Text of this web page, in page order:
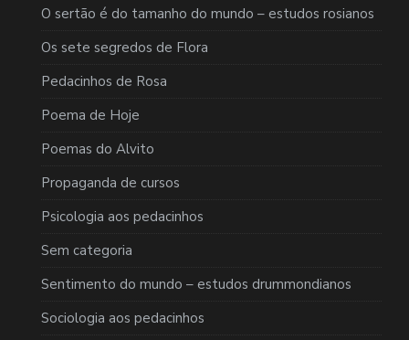
O sertão é do tamanho do mundo – estudos rosianos
Os sete segredos de Flora
Pedacinhos de Rosa
Poema de Hoje
Poemas do Alvito
Propaganda de cursos
Psicologia aos pedacinhos
Sem categoria
Sentimento do mundo – estudos drummondianos
Sociologia aos pedacinhos